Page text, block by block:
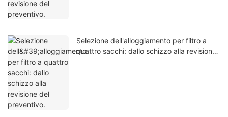
Selezione dell'alloggiamento per filtro a
quattro sacchi: dallo schizzo alla revisione